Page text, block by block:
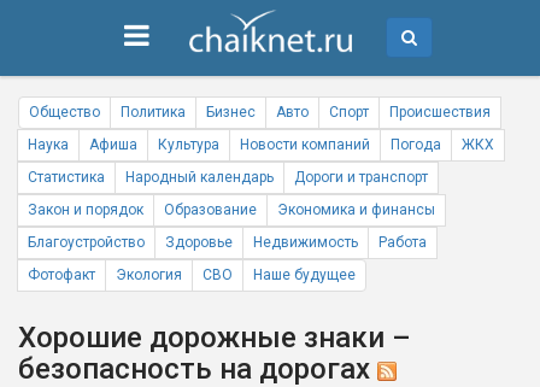
Общество Политика Бизнес Авто Спорт
Происшествия
Наука
Афиша Культура Новости компаний Погода
ЖКХ
Статистика
Народный календарь
Дороги и транспорт
Закон и порядок
Образование
Экономика и финансы
Благоустройство
Здоровье Недвижимость
Работа
Фотофакт
Экология СВО Наше будущее
Хорошие дорожные знаки –
безопасность на дорогах